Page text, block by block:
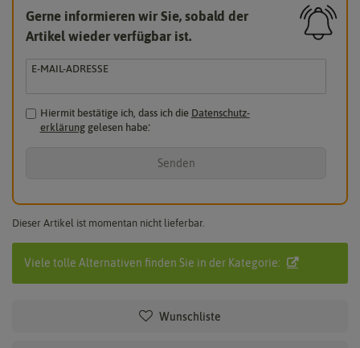
Gerne informieren wir Sie, sobald der
Artikel wieder verfügbar ist.
E-MAIL-ADRESSE
Hiermit bestätige ich, dass ich die Daten­schutz­
erklärunggelesen habe.*
Senden
Dieser Artikel ist momentan nicht lieferbar.
Viele tolle Alternativen finden Sie in der Kategorie:
Wunschliste